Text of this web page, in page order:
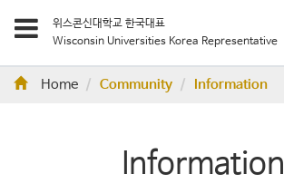
위스콘신대학교 한국대표
Wisconsin Universities Korea Representative
Home Community Information
Information